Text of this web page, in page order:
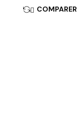
 COMPARER